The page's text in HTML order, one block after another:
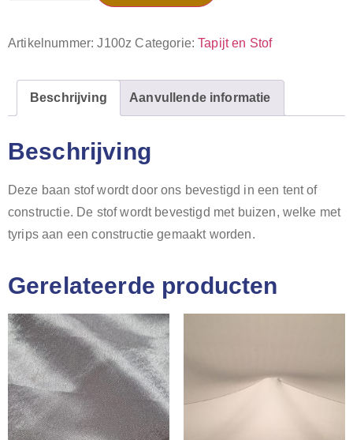
Artikelnummer:J100z Categorie:Tapijt en Stof
Beschrijving Aanvullende informatie
Beschrijving
Deze baan stof wordt door ons bevestigd in een tent of
constructie. De stof wordt bevestigd met buizen, welke met
tyrips aan een constructie gemaakt worden.
Gerelateerde producten